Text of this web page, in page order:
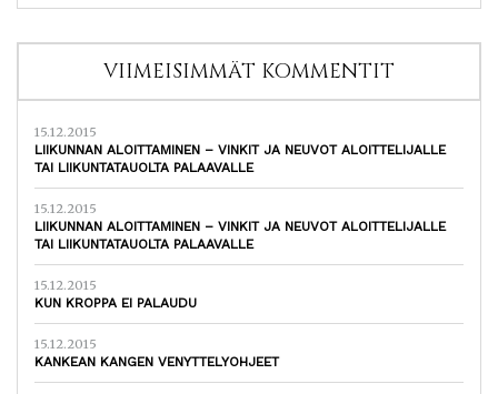
VIIMEISIMMÄT KOMMENTIT
15.12.2015
LIIKUNNAN ALOITTAMINEN – VINKIT JA NEUVOT ALOITTELIJALLE
TAI LIIKUNTATAUOLTA PALAAVALLE
15.12.2015
LIIKUNNAN ALOITTAMINEN – VINKIT JA NEUVOT ALOITTELIJALLE
TAI LIIKUNTATAUOLTA PALAAVALLE
15.12.2015
KUN KROPPA EI PALAUDU
15.12.2015
KANKEAN KANGEN VENYTTELYOHJEET